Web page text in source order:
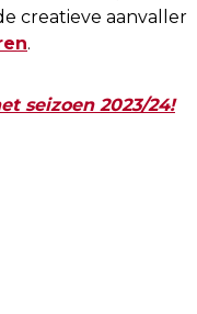
creatieve aanvaller
.
seizoen 2023/24!